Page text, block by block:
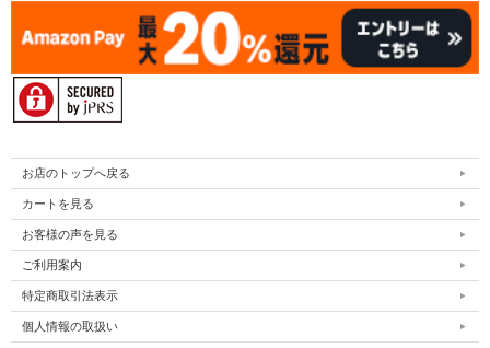
お店のトップへ戻る
カートを見る
お客様の声を見る
ご利用案内
特定商取引法表示
個人情報の取扱い